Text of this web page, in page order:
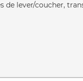
de lever/coucher,